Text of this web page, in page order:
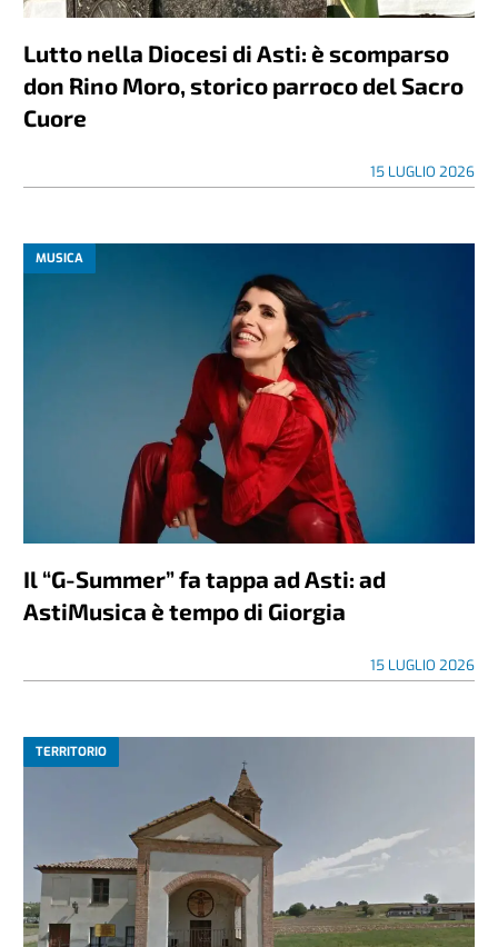
Lutto nella Diocesi di Asti: è scomparso
don Rino Moro, storico parroco del Sacro
Cuore
15 LUGLIO 2026
MUSICA
Il “G-Summer” fa tappa ad Asti: ad
AstiMusica è tempo di Giorgia
15 LUGLIO 2026
TERRITORIO